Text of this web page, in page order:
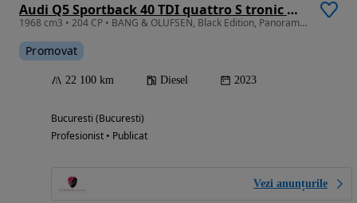
Audi Q5 Sportback 40 TDI quattro S tronic MHEV S Line
1968 cm3 • 204 CP • BANG & OLUFSEN, Black Edition, Panoramic, Virtual, Camera 360
Promovat
22 100 km Diesel 2023
Bucuresti (Bucuresti)
Profesionist • Publicat
Vezi anunțurile